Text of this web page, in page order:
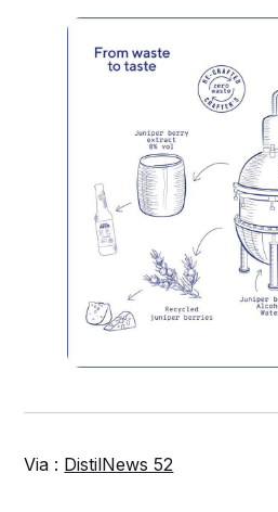
Via : DistilNews 52